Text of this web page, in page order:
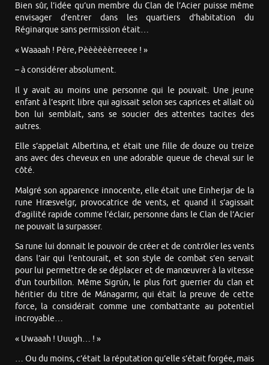
Bien sûr, l’idée qu’un membre du Clan de l’Acier puisse même
envisager d’entrer dans les quartiers d’habitation du
Réginarque sans permission était…
« Waaaah ! Père, Pèèèèèèrreeee ! »
– à considérer absolument.
Il y avait au moins une personne qui le pouvait. Une jeune
enfant à l’esprit libre qui agissait selon ses caprices et allait où
bon lui semblait, sans se soucier des attentes tacites des
autres.
Elle s’appelait Albertina, et était une fille de douze ou treize
ans avec des cheveux en une adorable queue de cheval sur le
côté.
Malgré son apparence innocente, elle était une Einherjar de la
rune Hræsvelgr, provocatrice de vents, et quand il s’agissait
d’agilité rapide comme l’éclair, personne dans le Clan de l’Acier
ne pouvait la surpasser.
Sa rune lui donnait le pouvoir de créer et de contrôler les vents
dans l’air qui l’entourait, et son style de combat s’en servait
pour lui permettre de se déplacer et de manœuvrer à la vitesse
d’un tourbillon. Même Sigrún, le plus fort guerrier du clan et
héritier du titre de Mánagarmr, qui était la preuve de cette
force, la considérait comme une combattante au potentiel
incroyable…
« Uwaaah ! Uuugh… ! »
… Ou du moins, c’était la réputation qu’elle s’était forgée, mais